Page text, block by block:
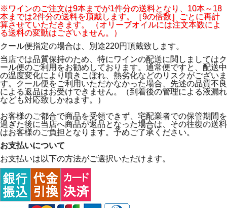
※ワインのご注文は9本までが1件分の送料となり、10本～18
本までは2件分の送料を頂戴します。［9の倍数］ごとに再計
算させていただきます。 （オリーブオイルには注文本数によ
る送料の変動はございません。）
クール便指定の場合は、別途220円頂戴致します。
当店では品質保持のため、特にワインの配送に関しましてはク
ール便のご利用をお勧めしております。通常便ですと、配送中
の温度変化により噴きこぼれ、熱劣化などのリスクがございま
す。クール便をご利用いただかなかった場合、先述の品質不良
による返品はお受けできません。（到着後の管理による液漏れ
なども対応致しかねます。）
お客様のご都合で商品を受領できず、宅配業者での保管期間を
過ぎた後に当店へ商品が返品となった場合は、その往復の送料
はお客様のご負担となります。予めご了承ください。
お支払いについて
お支払いは以下の方法がご選択いただけます。